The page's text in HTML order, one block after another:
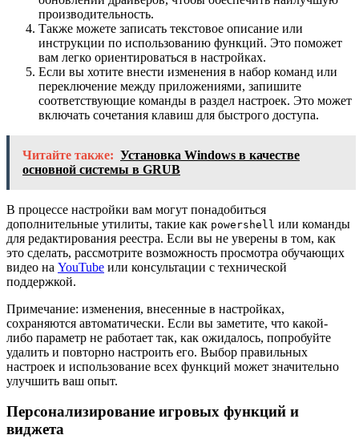
производительность.
Также можете записать текстовое описание или
инструкции по использованию функций. Это поможет
вам легко ориентироваться в настройках.
Если вы хотите внести изменения в набор команд или
переключение между приложениями, запишите
соответствующие команды в раздел настроек. Это может
включать сочетания клавиш для быстрого доступа.
Читайте также: Установка Windows в качестве
основной системы в GRUB
В процессе настройки вам могут понадобиться
дополнительные утилиты, такие как powershell или команды
для редактирования реестра. Если вы не уверены в том, как
это сделать, рассмотрите возможность просмотра обучающих
видео на YouTube или консультации с технической
поддержкой.
Примечание: изменения, внесенные в настройках,
сохраняются автоматически. Если вы заметите, что какой-
либо параметр не работает так, как ожидалось, попробуйте
удалить и повторно настроить его. Выбор правильных
настроек и использование всех функций может значительно
улучшить ваш опыт.
Персонализирование игровых функций и
виджета